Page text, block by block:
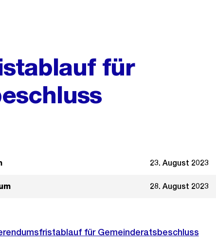
für
23. August 2023
28. August 2023
für Gemeinderatsbeschluss